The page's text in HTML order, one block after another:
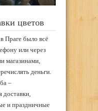
цветов
Праге было всё
или через
магазинами,
деньги.
–
доставки,
и праздничные